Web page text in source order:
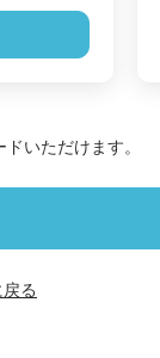
いただけます。
る